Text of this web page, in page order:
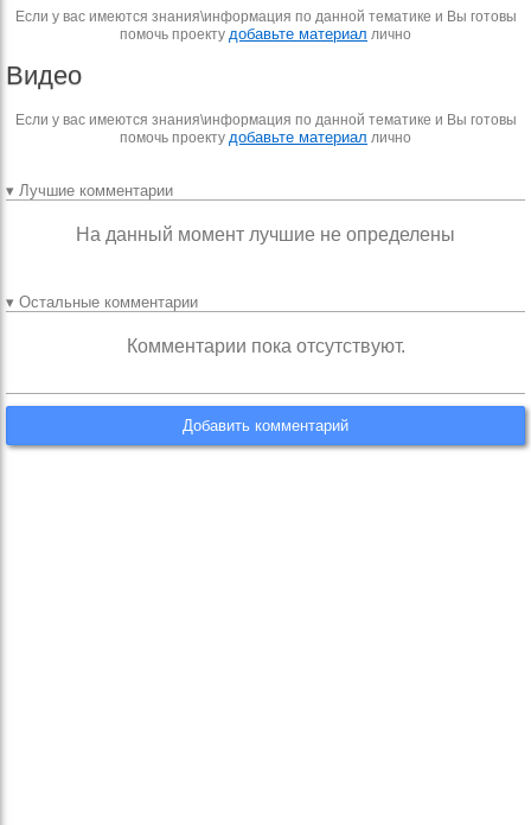
Если у вас имеются знания\информация по данной тематике и Вы готовы
помочь проекту добавьте материал лично
Видео
Если у вас имеются знания\информация по данной тематике и Вы готовы
помочь проекту добавьте материал лично
▾ Лучшие комментарии
На данный момент лучшие не определены
▾ Остальные комментарии
Комментарии пока отсутствуют.
Добавить комментарий